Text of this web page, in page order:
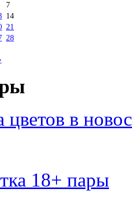
7
14
21
28
цветов в
18+ пары